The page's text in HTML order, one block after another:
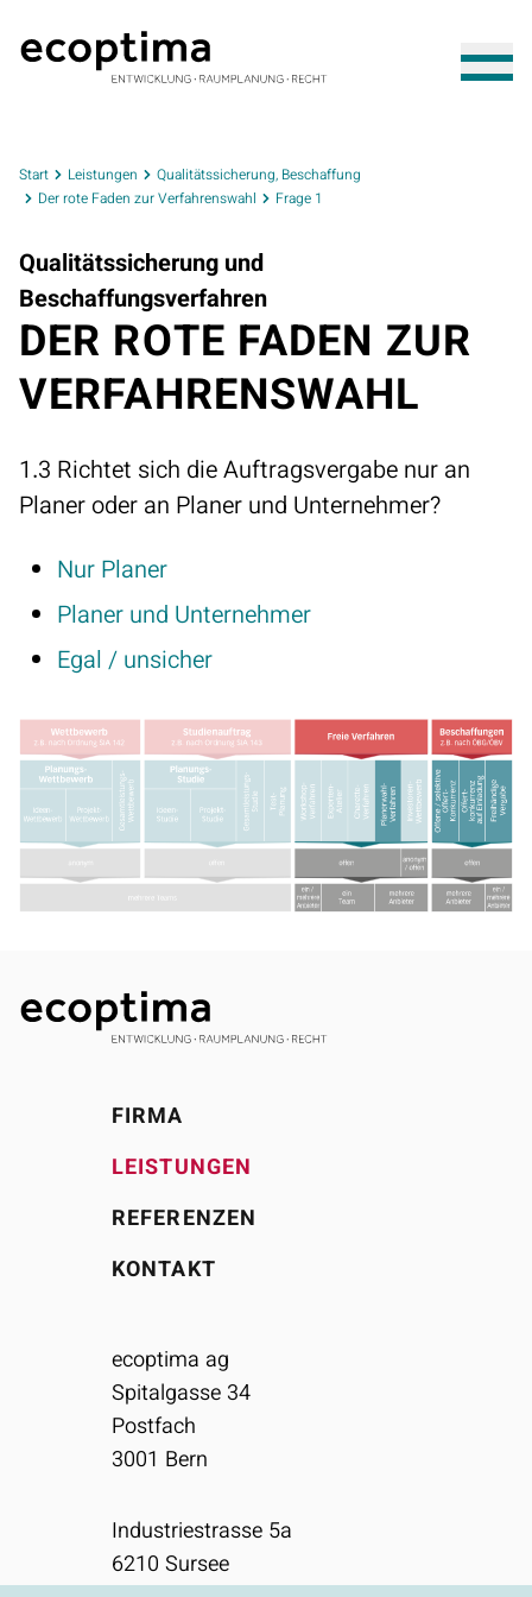
Start Leistungen
Qualitätssicherung, Beschaffung
Der rote Faden zur Verfahrenswahl
Frage 1
Qualitätssicherung und
Beschaffungsverfahren
DER ROTE FADEN ZUR
VERFAHRENSWAHL
1.3 Richtet sich die Auftragsvergabe nur an
Planer oder an Planer und Unternehmer?
Nur Planer
Planer und Unternehmer
Egal / unsicher
FIRMA
LEISTUNGEN
REFERENZEN
KONTAKT
ecoptima ag
Spitalgasse 34
Postfach
3001 Bern
Industriestrasse 5a
6210 Sursee